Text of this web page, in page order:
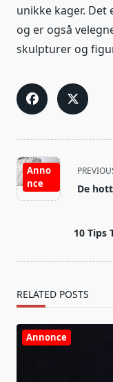
unikke kager.
og er også
skulpturer og
<span
class="nav-
subtitle
Anno
nce
De
10 Tips
RELATED POSTS
Annonce